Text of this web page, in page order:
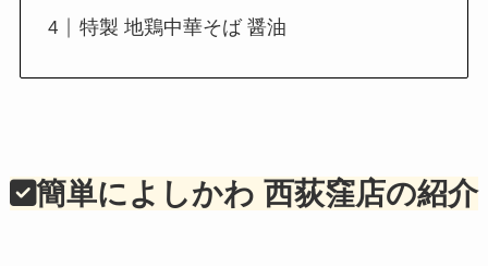
特製 地鶏中華そば 醤油
簡単によしかわ 西荻窪店の紹介